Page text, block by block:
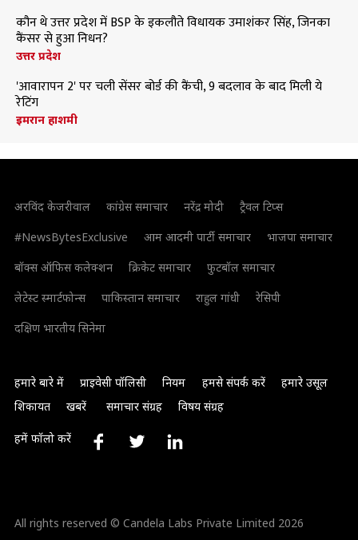
कौन थे उत्तर प्रदेश में BSP के इकलौते विधायक उमाशंकर सिंह, जिनका
कैंसर से हुआ निधन?
उत्तर प्रदेश
'आवारापन 2' पर चली सेंसर बोर्ड की कैंची, 9 बदलाव के बाद मिली ये
रेटिंग
इमरान हाशमी
अरविंद केजरीवाल कांग्रेस समाचार नरेंद्र मोदी
ट्रैवल टिप्स
#NewsBytesExclusive
आम आदमी पार्टी समाचार
भाजपा समाचार
बॉक्स ऑफिस कलेक्शन
क्रिकेट समाचार
फुटबॉल समाचार
लेटेस्ट स्मार्टफोन्स
पाकिस्तान समाचार राहुल गांधी
रेसिपी
दक्षिण भारतीय सिनेमा
हमारे बारे में प्राइवेसी पॉलिसी नियम हमसे संपर्क करें
हमारे उसूल
शिकायत
खबरें समाचार संग्रह विषय संग्रह
हमें फॉलो करें
All rights reserved © Candela Labs Private Limited 2026